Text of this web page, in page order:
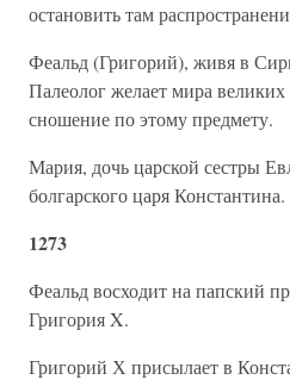
остановить там
Феальд (Григорий), живя в
Палеолог желает мира
сношение по этому предмету.
Мария, дочь царской сестры
болгарского царя Константина.
1273
Феальд восходит на папский
Григория X.
Григорий Х присылает в